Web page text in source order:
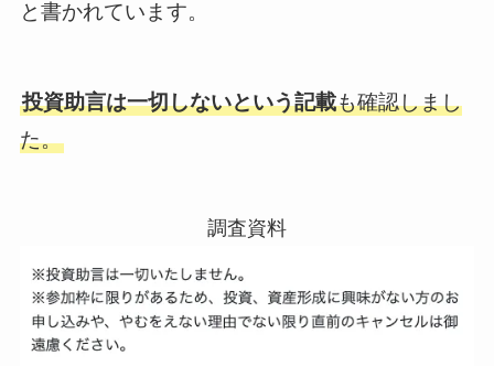
と書かれています。
投資助言は一切しないという記載も確認しまし
た。